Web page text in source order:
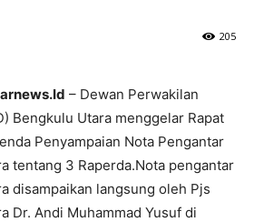
205
– Dewan Perwakilan
Bengkulu Utara menggelar Rapat
Penyampaian Nota Pengantar
tentang 3 Raperda.Nota pengantar
disampaikan langsung oleh Pjs
Dr. Andi Muhammad Yusuf di